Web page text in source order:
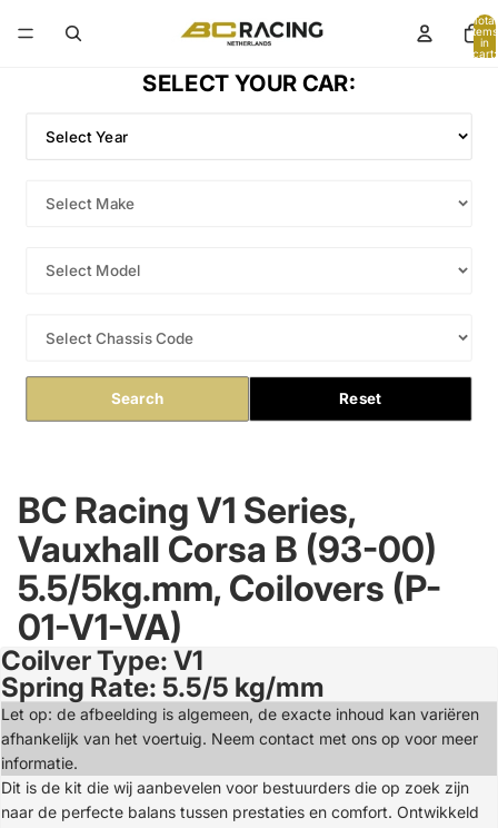
Total
items
in
cart:
SELECT YOUR CAR:
Search Reset
BC Racing V1 Series,
Vauxhall Corsa B (93-00)
5.5/5kg.mm, Coilovers (P-
01-V1-VA)
Open
image
in
full
screen
Coilver Type: V1
Spring Rate: 5.5/5 kg/mm
Let op: de afbeelding is algemeen, de exacte inhoud kan variëren
afhankelijk van het voertuig. Neem contact met ons op voor meer
informatie.
Dit is de kit die wij aanbevelen voor bestuurders die op zoek zijn
naar de perfecte balans tussen prestaties en comfort. Ontwikkeld